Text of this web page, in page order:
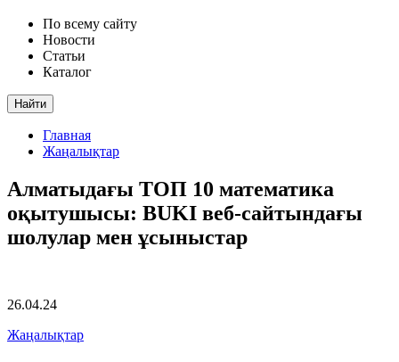
По всему сайту
Новости
Статьи
Каталог
Найти
Главная
Жаңалықтар
Алматыдағы ТОП 10 математика
оқытушысы: BUKI веб-сайтындағы
шолулар мен ұсыныстар
26.04.24
Жаңалықтар